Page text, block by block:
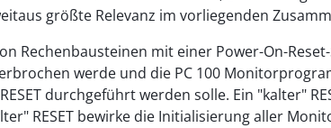
größte Relevanz im vorliegenden
Rechenbausteinen mit einer Power-On-
werde und die PC 100
durchgeführt werden solle. Ein "kalter"
RESET bewirke die Initialisierung aller